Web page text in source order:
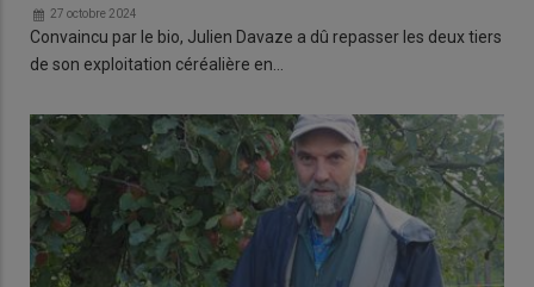
27 octobre 2024
Convaincu par le bio, Julien Davaze a dû repasser les deux tiers
de son exploitation céréalière en…